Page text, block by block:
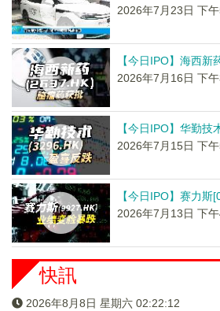
2026年7月23日 下
【今日IPO】海西
2026年7月16日 下
【今日IPO】华勤
2026年7月15日 下
【今日IPO】赛力
2026年7月13日 下
快訊
2026年8月8日 星期六 02:22:12